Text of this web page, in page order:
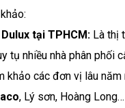
tại TPHCM: Là thị
tụ nhiều nhà phân phối
khảo các đơn vị lâu năm
, Lý sơn, Hoàng